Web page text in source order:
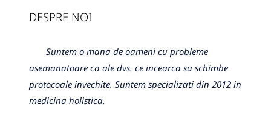
DESPRE NOI
Suntem o mana de oameni cu probleme
asemanatoare ca ale dvs. ce incearca sa schimbe
protocoale invechite. Suntem specializati din 2012 in
medicina holistica.